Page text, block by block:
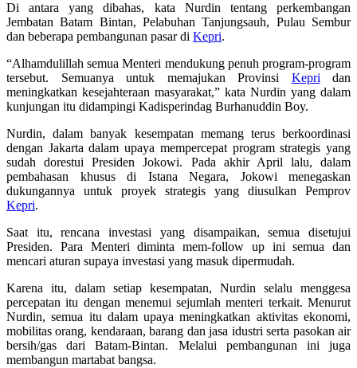
Di antara yang dibahas, kata Nurdin tentang perkembangan
Jembatan Batam Bintan, Pelabuhan Tanjungsauh, Pulau Sembur
dan beberapa pembangunan pasar di Kepri.
“Alhamdulillah semua Menteri mendukung penuh program-program
tersebut. Semuanya untuk memajukan Provinsi Kepri dan
meningkatkan kesejahteraan masyarakat,” kata Nurdin yang dalam
kunjungan itu didampingi Kadisperindag Burhanuddin Boy.
Nurdin, dalam banyak kesempatan memang terus berkoordinasi
dengan Jakarta dalam upaya mempercepat program strategis yang
sudah dorestui Presiden Jokowi. Pada akhir April lalu, dalam
pembahasan khusus di Istana Negara, Jokowi menegaskan
dukungannya untuk proyek strategis yang diusulkan Pemprov
Kepri.
Saat itu, rencana investasi yang disampaikan, semua disetujui
Presiden. Para Menteri diminta mem-follow up ini semua dan
mencari aturan supaya investasi yang masuk dipermudah.
Karena itu, dalam setiap kesempatan, Nurdin selalu menggesa
percepatan itu dengan menemui sejumlah menteri terkait. Menurut
Nurdin, semua itu dalam upaya meningkatkan aktivitas ekonomi,
mobilitas orang, kendaraan, barang dan jasa idustri serta pasokan air
bersih/gas dari Batam-Bintan. Melalui pembangunan ini juga
membangun martabat bangsa.